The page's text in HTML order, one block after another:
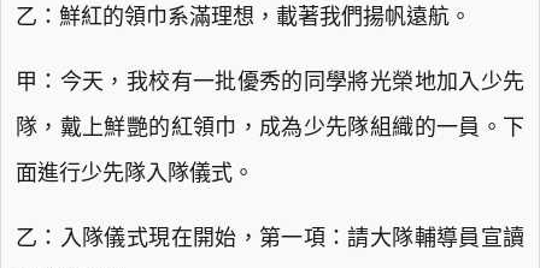
乙：鮮紅的領巾系滿理想，載著我們揚帆遠航。
甲：今天，我校有一批優秀的同學將光榮地加入少先
隊，戴上鮮艷的紅領巾，成為少先隊組織的一員。下
面進行少先隊入隊儀式。
乙：入隊儀式現在開始，第一項：請大隊輔導員宣讀